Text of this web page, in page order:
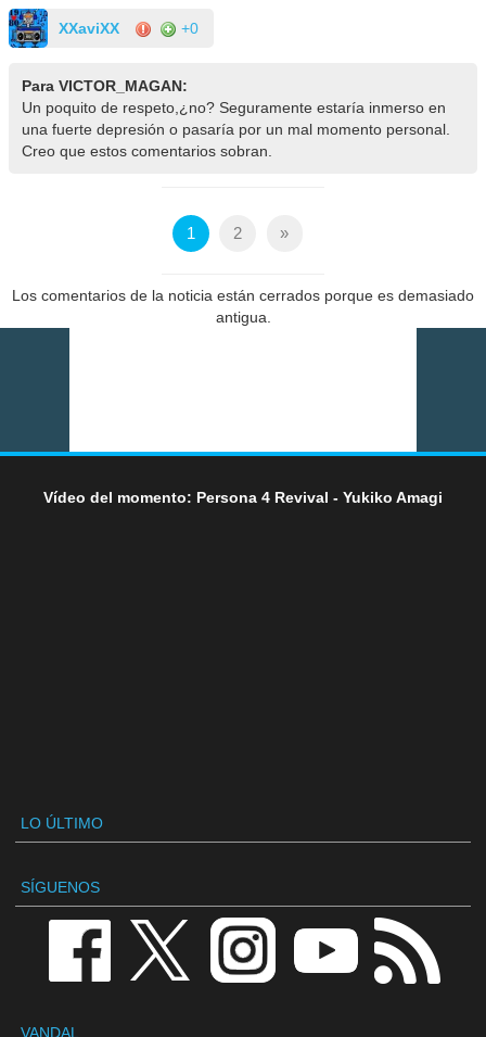
XXaviXX +0
Para VICTOR_MAGAN:
Un poquito de respeto,¿no? Seguramente estaría inmerso en
una fuerte depresión o pasaría por un mal momento personal.
Creo que estos comentarios sobran.
1 2 »
Los comentarios de la noticia están cerrados porque es demasiado
antigua.
Vídeo del momento: Persona 4 Revival - Yukiko Amagi
LO ÚLTIMO
SÍGUENOS
VANDAL